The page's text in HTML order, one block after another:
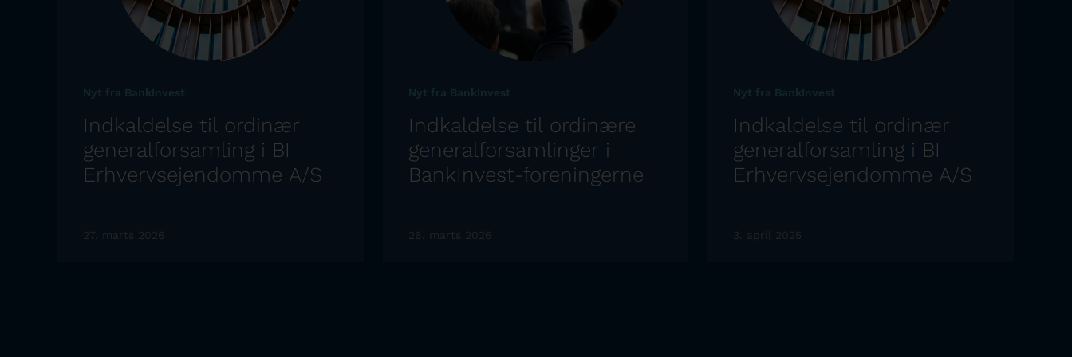
Nyt fra BankInvest
Indkaldelse til ordinær
generalforsamling i BI
Erhvervsejendomme A/S
27. marts 2026
Nyt fra BankInvest
Indkaldelse til ordinære
generalforsamlinger i
BankInvest-foreningerne
26. marts 2026
Nyt fra BankInvest
Indkaldelse til ordinær
generalforsamling i BI
Erhvervsejendomme A/S
3. april 2025